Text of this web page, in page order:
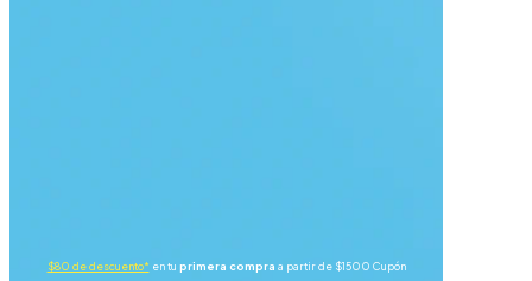
$80 de descuento* en tu primera compra a partir de $1500 Cupón